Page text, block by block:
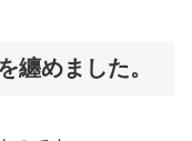
纏めました。